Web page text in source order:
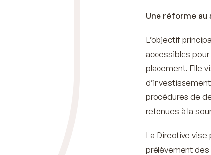
Une réforme
L’objectif
accessibles
placement. Elle
procédures de
retenues à la
La Directive vise
prélèvement des